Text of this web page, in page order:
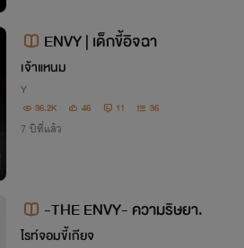
ENVY | เด็กขี้อิจฉา
เจ้าแหนม
Y
36.2K 46 11 36
7 ปีที่แล้ว
-THE ENVY- ความริษยา.
ไรท์จอมขี้เกียจ